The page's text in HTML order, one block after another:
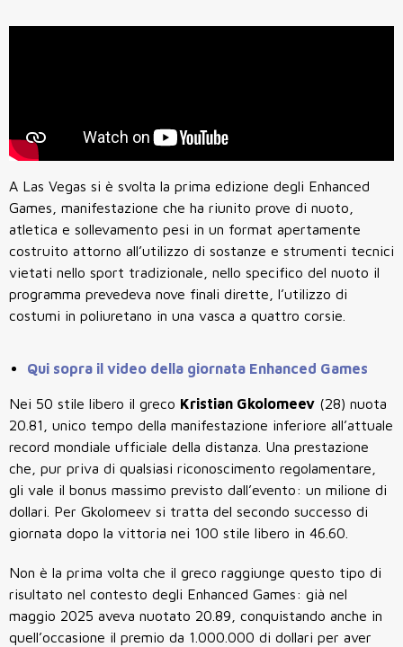
A Las Vegas si è svolta la prima edizione degli Enhanced
Games, manifestazione che ha riunito prove di nuoto,
atletica e sollevamento pesi in un format apertamente
costruito attorno all’utilizzo di sostanze e strumenti tecnici
vietati nello sport tradizionale, nello specifico del nuoto il
programma prevedeva nove finali dirette, l’utilizzo di
costumi in poliuretano in una vasca a quattro corsie.
Qui sopra il video della giornata Enhanced Games
Nei 50 stile libero il greco Kristian Gkolomeev (28) nuota
20.81, unico tempo della manifestazione inferiore all’attuale
record mondiale ufficiale della distanza. Una prestazione
che, pur priva di qualsiasi riconoscimento regolamentare,
gli vale il bonus massimo previsto dall’evento: un milione di
dollari. Per Gkolomeev si tratta del secondo successo di
giornata dopo la vittoria nei 100 stile libero in 46.60.
Non è la prima volta che il greco raggiunge questo tipo di
risultato nel contesto degli Enhanced Games: già nel
maggio 2025 aveva nuotato 20.89, conquistando anche in
quell’occasione il premio da 1.000.000 di dollari per aver